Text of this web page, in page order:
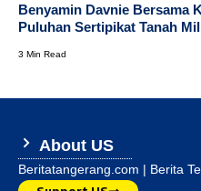
Benyamin Davnie Bersama
Puluhan Sertipikat Tanah
3 Min Read
About US
Beritatangerang.com | Berita